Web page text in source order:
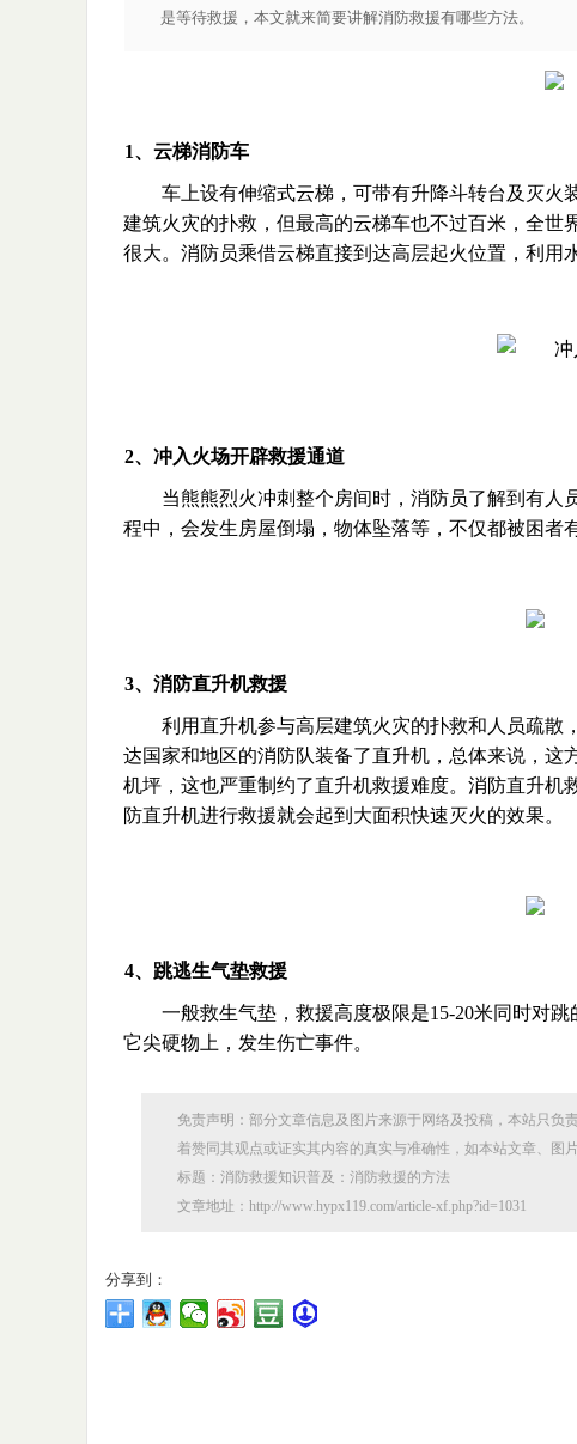
是等待救援，本文就来简要讲解消防救援有哪些方法。
1、云梯消防车
车上设有伸缩式云梯，可带有升降斗转台及灭火
建筑火灾的扑救，但最高的云梯车也不过百米，全
很大。消防员乘借云梯直接到达高层起火位置，利用
2、冲入火场开辟救援通道
当熊熊烈火冲刺整个房间时，消防员了解到有人
程中，会发生房屋倒塌，物体坠落等，不仅都被困者
3、消防直升机救援
利用直升机参与高层建筑火灾的扑救和人员疏散
达国家和地区的消防队装备了直升机，总体来说，
机坪，这也严重制约了直升机救援难度。消防直升
防直升机进行救援就会起到大面积快速灭火的效果。
4、跳逃生气垫救援
一般救生气垫，救援高度极限是15-20米同时对
它尖硬物上，发生伤亡事件。
免责声明：部分文章信息及图片来源于网络及投稿，本站只负
着赞同其观点或证实其内容的真实与准确性，如本站文章、图
标题：消防救援知识普及：消防救援的方法
文章地址：http://www.hypx119.com/article-xf.php?id=1031
分享到：